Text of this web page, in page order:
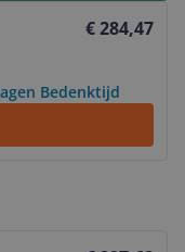
€ 284,47
Bedenktijd